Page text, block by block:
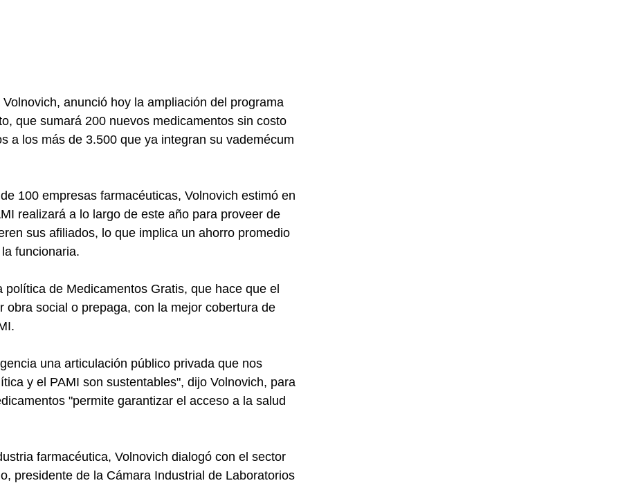
anunció hoy la ampliación del programa
que sumará 200 nuevos medicamentos sin costo
a los más de 3.500 que ya integran su vademécum
100 empresas farmacéuticas, Volnovich estimó en
realizará a lo largo de este año para proveer de
sus afiliados, lo que implica un ahorro promedio
funcionaria.
de Medicamentos Gratis, que hace que el
obra social o prepaga, con la mejor cobertura de
una articulación público privada que nos
y el PAMI son sustentables", dijo Volnovich, para
"permite garantizar el acceso a la salud
farmacéutica, Volnovich dialogó con el sector
presidente de la Cámara Industrial de Laboratorios